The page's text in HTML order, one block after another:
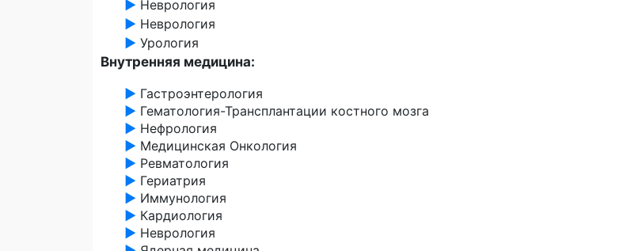
► Неврология
► Неврология
► Урология
Внутренняя медицина:
► Гастроэнтерология
► Гематология-Трансплантации костного мозга
► Нефрология
► Медицинская Онкология
► Ревматология
► Гериатрия
► Иммунология
► Кардиология
► Неврология